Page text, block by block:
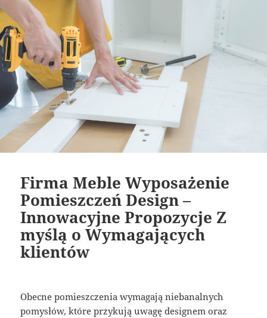
Firma Meble Wyposażenie
Pomieszczeń Design –
Innowacyjne Propozycje Z
myślą o Wymagających
klientów
Obecne pomieszczenia wymagają niebanalnych
pomysłów, które przykują uwagę designem oraz